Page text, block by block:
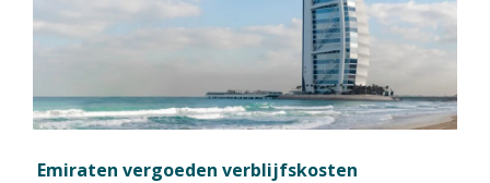
Emiraten vergoeden verblijfskosten